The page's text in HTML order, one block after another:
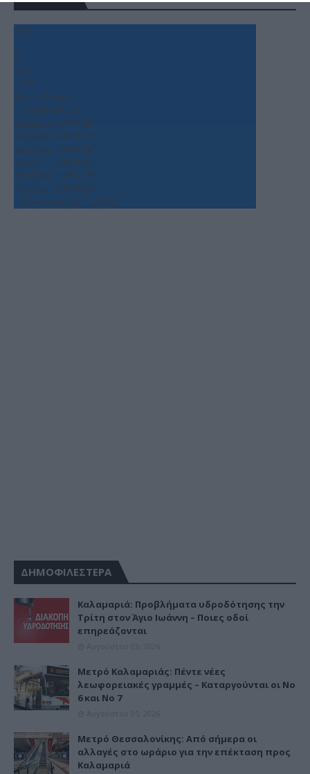
+31
°
C
+34°
+27°
Θεσσαλονίκη
Παρασκευή, 07
Σάββατο+37°+28°
Κυριακή +36°+27°
Δευτέρα +34°+26°
Τρίτη
+36°+26°
Τετάρτη +37°+25°
Πέμπτη
+37°+25°
Πρόγνωση για 7 μέρες
ΔΗΜΟΦΙΛΕΣΤΕΡΑ
Καλαμαριά: Προβλήματα υδροδότησης την
Τρίτη στον Άγιο Ιωάννη – Ποιες οδοί
επηρεάζονται
Μετρό Καλαμαριάς: Πέντε νέες
λεωφορειακές γραμμές – Καταργούνται οι Νο
6 και Νο 7
Μετρό Θεσσαλονίκης: Από σήμερα οι
αλλαγές στο ωράριο για την επέκταση προς
Καλαμαριά